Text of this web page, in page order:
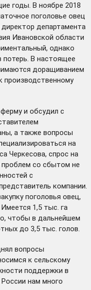
годы. В ноябре 2018
поголовье овец
департамента
Ивановской области
однако
В настоящее
доращиванием
производственному
и обсудил с
а также вопросы
на
Черкесова, спрос на
проблем со сбытом не
с
компании.
поголовья овец,
1,5 тыс. га
чтобы в дальнейшем
до 3,5 тыс. голов.
вопросы
к сельскому
поддержки в
нам много